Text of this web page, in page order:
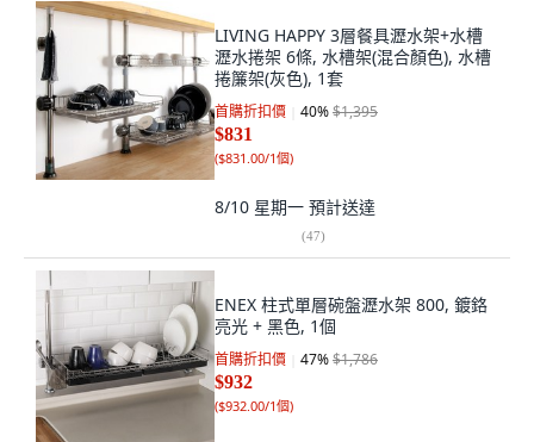
LIVING HAPPY 3層餐具瀝水架+水槽
瀝水捲架 6條, 水槽架(混合顏色), 水槽
捲簾架(灰色), 1套
首購折扣價 40%$1,395
$831
($831.00/1個)
8/10 星期一 預計送達
(47)
ENEX 柱式單層碗盤瀝水架 800, 鍍鉻
亮光 + 黑色, 1個
首購折扣價 47%$1,786
$932
($932.00/1個)